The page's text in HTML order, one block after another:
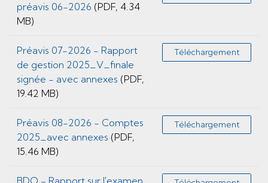
préavis 06-2026 (PDF, 4.34
MB)
Préavis 07-2026 - Rapport
de gestion 2025_V_finale
signée - avec annexes (PDF,
19.42 MB)
Téléchargement
Préavis 08-2026 - Comptes
2025_avec annexes (PDF,
15.46 MB)
Téléchargement
BDO - Rapport sur l'examen